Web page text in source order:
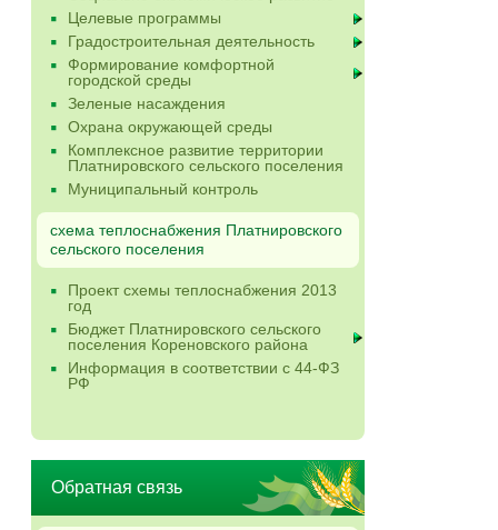
Целевые программы
Градостроительная деятельность
Формирование комфортной
городской среды
Зеленые насаждения
Охрана окружающей среды
Комплексное развитие территории
Платнировского сельского поселения
Муниципальный контроль
схема теплоснабжения Платнировского
сельского поселения
Проект схемы теплоснабжения 2013
год
Бюджет Платнировского сельского
поселения Кореновского района
Информация в соответствии с 44-ФЗ
РФ
Обратная связь